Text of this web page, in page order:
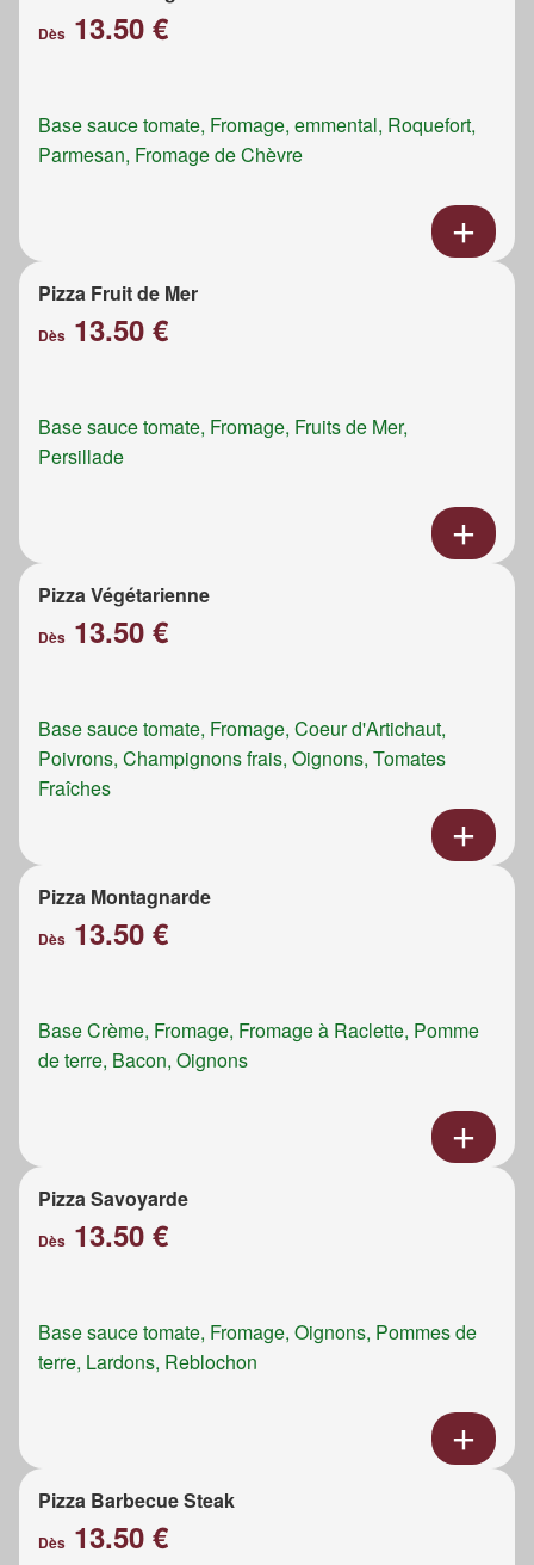
Dès 13.50 €
Base sauce tomate, Fromage, emmental, Roquefort,
Parmesan, Fromage de Chèvre
Pizza Fruit de Mer
Dès 13.50 €
Base sauce tomate, Fromage, Fruits de Mer,
Persillade
Pizza Végétarienne
Dès 13.50 €
Base sauce tomate, Fromage, Coeur d'Artichaut,
Poivrons, Champignons frais, Oignons, Tomates
Fraîches
Pizza Montagnarde
Dès 13.50 €
Base Crème, Fromage, Fromage à Raclette, Pomme
de terre, Bacon, Oignons
Pizza Savoyarde
Dès 13.50 €
Base sauce tomate, Fromage, Oignons, Pommes de
terre, Lardons, Reblochon
Pizza Barbecue Steak
Dès 13.50 €